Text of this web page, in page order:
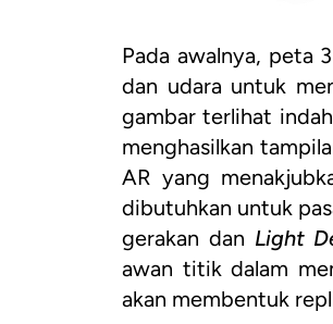
Pada awalnya, peta
dan udara untuk
gambar terlihat
menghasilkan
AR yang
dibutuhkan untuk
gerakan dan Light
awan titik dalam
akan membentuk